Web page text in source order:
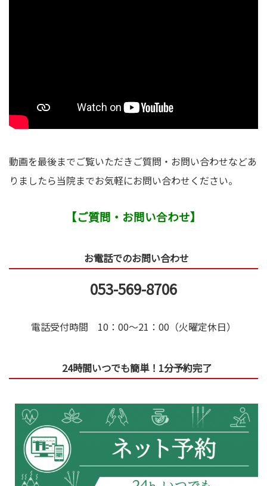
動画を最後までご覧いただきご質問・お問い合わせなどあ
りましたら当院までお気軽にお問い合わせください。
【ご質問・お問い合わせ】
お電話でのお問い合わせ
053-569-8706
電話受付時間 10：00～21：00（火曜定休日）
24時間いつでも簡単！1分予約完了